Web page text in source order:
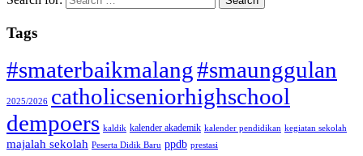
Tags
#smaterbaikmalang#smaunggulan
2025/2026 catholicseniorhighschool
dempoers kaldik kalender akademik kalender pendidikan kegiatan sekolah
majalah sekolah Peserta Didik Baru ppdb prestasi